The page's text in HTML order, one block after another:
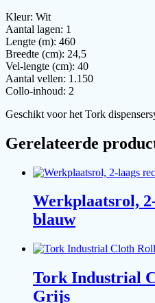
Kleur: Wit
Aantal lagen: 1
Lengte (m): 460
Breedte (cm): 24,5
Vel-lengte (cm): 40
Aantal vellen: 1.150
Collo-inhoud: 2
Geschikt voor het Tork
Gerelateerde
Werkplaatsrol,
blauw
Tork Industrial
Grijs